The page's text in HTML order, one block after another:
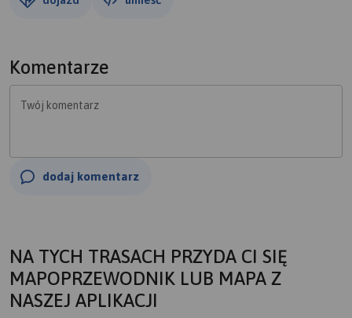
Komentarze
Twój komentarz
dodaj komentarz
NA TYCH TRASACH PRZYDA CI SIĘ
MAPOPRZEWODNIK LUB MAPA Z
NASZEJ APLIKACJI